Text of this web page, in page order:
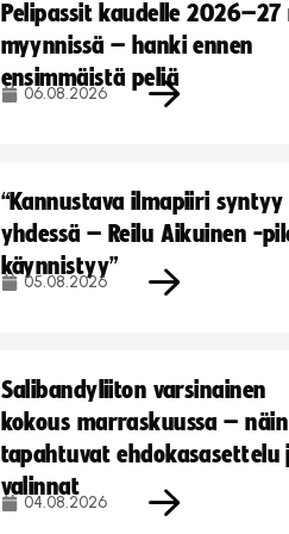
Pelipassit kaudelle
myynnissä – hanki ennen
ensimmäistä peliä
06.08.2026
“Kannustava ilmapiiri syntyy
yhdessä – Reilu Aikuinen -
käynnistyy”
05.08.2026
Salibandyliiton varsinainen
kokous marraskuussa – näin
tapahtuvat ehdokasasettelu
valinnat
04.08.2026